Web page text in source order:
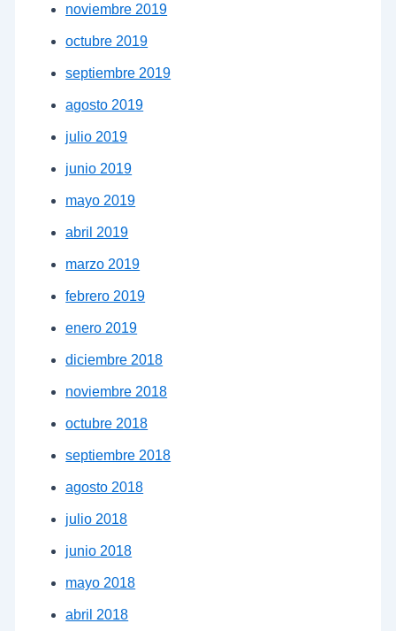
noviembre 2019
octubre 2019
septiembre 2019
agosto 2019
julio 2019
junio 2019
mayo 2019
abril 2019
marzo 2019
febrero 2019
enero 2019
diciembre 2018
noviembre 2018
octubre 2018
septiembre 2018
agosto 2018
julio 2018
junio 2018
mayo 2018
abril 2018